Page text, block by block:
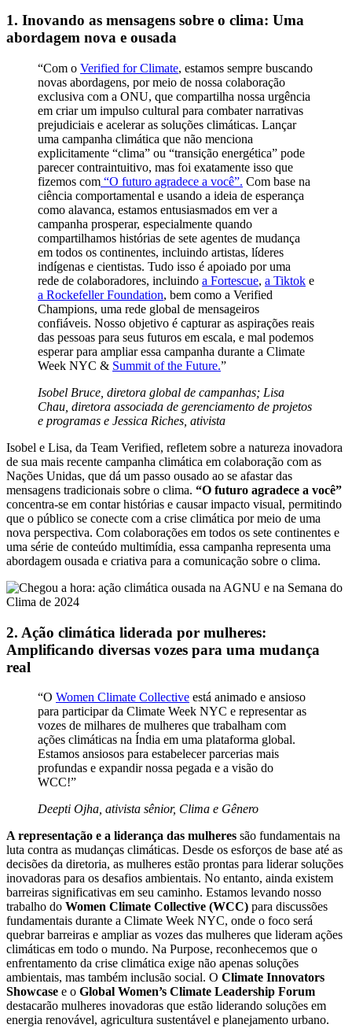
1. Inovando as mensagens sobre o clima: Uma
abordagem nova e ousada
“Com o Verified for Climate, estamos sempre buscando
novas abordagens, por meio de nossa colaboração
exclusiva com a ONU, que compartilha nossa urgência
em criar um impulso cultural para combater narrativas
prejudiciais e acelerar as soluções climáticas. Lançar
uma campanha climática que não menciona
explicitamente “clima” ou “transição energética” pode
parecer contraintuitivo, mas foi exatamente isso que
fizemos com “O futuro agradece a você”. Com base na
ciência comportamental e usando a ideia de esperança
como alavanca, estamos entusiasmados em ver a
campanha prosperar, especialmente quando
compartilhamos histórias de sete agentes de mudança
em todos os continentes, incluindo artistas, líderes
indígenas e cientistas. Tudo isso é apoiado por uma
rede de colaboradores, incluindo a Fortescue, a Tiktok e
a Rockefeller Foundation, bem como a Verified
Champions, uma rede global de mensageiros
confiáveis. Nosso objetivo é capturar as aspirações reais
das pessoas para seus futuros em escala, e mal podemos
esperar para ampliar essa campanha durante a Climate
Week NYC & Summit of the Future.”
Isobel Bruce, diretora global de campanhas; Lisa
Chau, diretora associada de gerenciamento de projetos
e programas e Jessica Riches, ativista
Isobel e Lisa, da Team Verified, refletem sobre a natureza inovadora
de sua mais recente campanha climática em colaboração com as
Nações Unidas, que dá um passo ousado ao se afastar das
mensagens tradicionais sobre o clima. “O futuro agradece a você”
concentra-se em contar histórias e causar impacto visual, permitindo
que o público se conecte com a crise climática por meio de uma
nova perspectiva. Com colaborações em todos os sete continentes e
uma série de conteúdo multimídia, essa campanha representa uma
abordagem ousada e criativa para a comunicação sobre o clima.
2. Ação climática liderada por mulheres:
Amplificando diversas vozes para uma mudança
real
“O Women Climate Collective está animado e ansioso
para participar da Climate Week NYC e representar as
vozes de milhares de mulheres que trabalham com
ações climáticas na Índia em uma plataforma global.
Estamos ansiosos para estabelecer parcerias mais
profundas e expandir nossa pegada e a visão do
WCC!”
Deepti Ojha, ativista sênior, Clima e Gênero
A representação e a liderança das mulheres são fundamentais na
luta contra as mudanças climáticas. Desde os esforços de base até as
decisões da diretoria, as mulheres estão prontas para liderar soluções
inovadoras para os desafios ambientais. No entanto, ainda existem
barreiras significativas em seu caminho. Estamos levando nosso
trabalho do Women Climate Collective (WCC) para discussões
fundamentais durante a Climate Week NYC, onde o foco será
quebrar barreiras e ampliar as vozes das mulheres que lideram ações
climáticas em todo o mundo. Na Purpose, reconhecemos que o
enfrentamento da crise climática exige não apenas soluções
ambientais, mas também inclusão social. O Climate Innovators
Showcase e o Global Women’s Climate Leadership Forum
destacarão mulheres inovadoras que estão liderando soluções em
energia renovável, agricultura sustentável e planejamento urbano.